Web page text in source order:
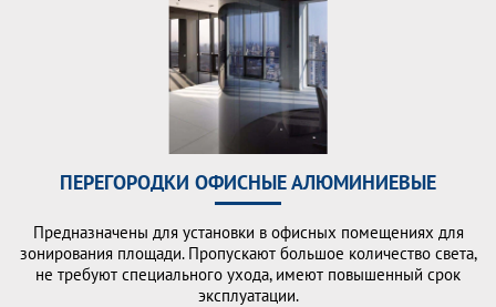
ПЕРЕГОРОДКИ ОФИСНЫЕ АЛЮМИНИЕВЫЕ
Предназначены для установки в офисных помещениях для
зонирования площади. Пропускают большое количество света,
не требуют специального ухода, имеют повышенный срок
эксплуатации.